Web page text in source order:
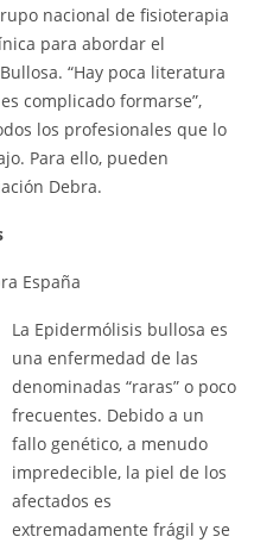
nacional de fisioterapia
para abordar el
“Hay poca literatura
complicado formarse”,
los profesionales que lo
Para ello, pueden
Debra.
España
La Epidermólisis bullosa es
una enfermedad de las
denominadas “raras” o poco
frecuentes. Debido a un
fallo genético, a menudo
impredecible, la piel de los
afectados es
extremadamente frágil y se